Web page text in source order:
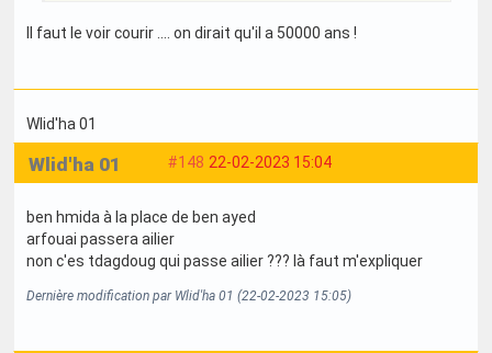
Il faut le voir courir .... on dirait qu'il a 50000 ans !
Wlid'ha 01
#148 22-02-2023 15:04
Wlid'ha 01
ben hmida à la place de ben ayed
arfouai passera ailier
non c'es tdagdoug qui passe ailier ??? là faut m'expliquer
Dernière modification par Wlid'ha 01 (22-02-2023 15:05)